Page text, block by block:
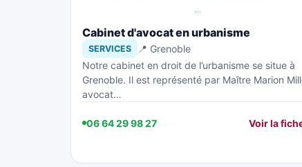
Cabinet d'avocat en urbanisme
SERVICES
📍 Grenoble
Notre cabinet en droit de l’urbanisme se situe à
Grenoble. Il est représenté par Maître Marion
avocat…
06 64 29 98 27 Voir la